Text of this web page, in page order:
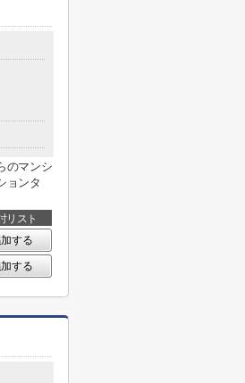
のマンシ
ョンタ
リスト
する
する